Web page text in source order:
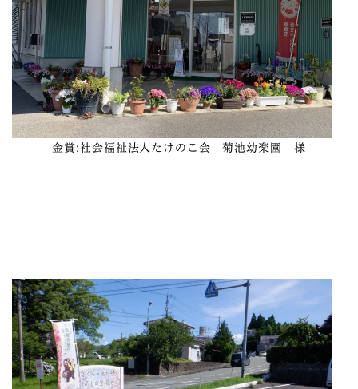
金賞:社会福祉法人たけのこ会 菊池幼楽園 様